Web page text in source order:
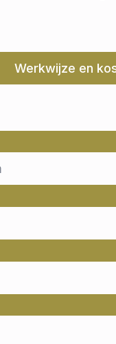
Werkwijze en